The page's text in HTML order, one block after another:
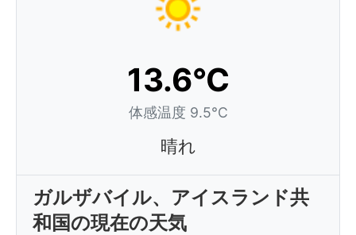
13.6°C
体感温度 9.5°C
晴れ
ガルザバイル、アイスランド共
和国の現在の天気